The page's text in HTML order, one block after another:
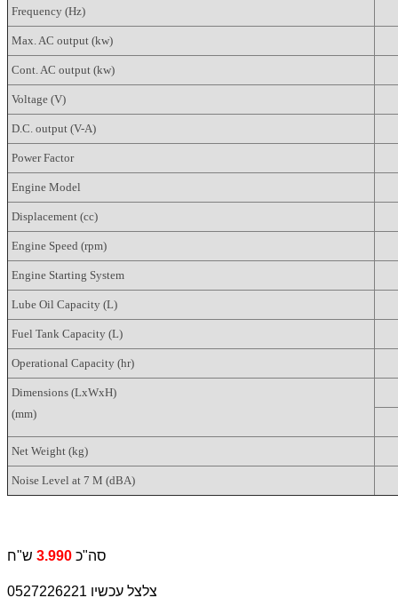
Frequency (Hz)
Max. AC output (kw)
Cont. AC output (kw)
Voltage (V)
D.C. output (V-A)
Power Factor
Engine Model
Displacement (cc)
Engine Speed (rpm)
Engine Starting System
Lube Oil Capacity (L)
Fuel Tank Capacity (L)
Operational Capacity (hr)
Dimensions (LxWxH)
(mm)
Net Weight (kg)
Noise Level at 7 M (dBA)
סה"כ 3.990